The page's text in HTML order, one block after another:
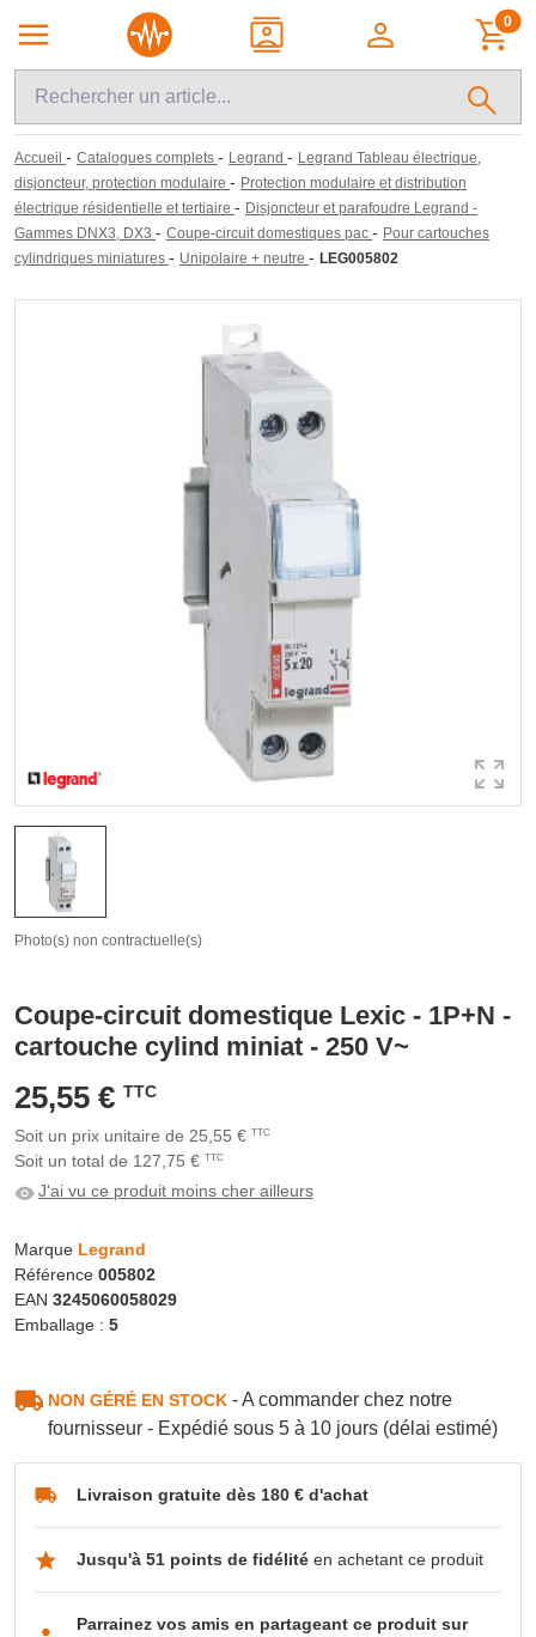
0
Accueil - Catalogues complets - Legrand - Legrand Tableau électrique,
disjoncteur, protection modulaire - Protection modulaire et distribution
électrique résidentielle et tertiaire - Disjoncteur et parafoudre Legrand -
Gammes DNX3, DX3 - Coupe-circuit domestiques pac - Pour cartouches
cylindriques miniatures - Unipolaire + neutre - LEG005802
Photo(s) non contractuelle(s)
Coupe-circuit domestique Lexic - 1P+N -
cartouche cylind miniat - 250 V~
25,55 € TTC
Soit un prix unitaire de 25,55 € TTC
Soit un total de 127,75 € TTC
J'ai vu ce produit moins cher ailleurs
Marque Legrand
Référence 005802
EAN 3245060058029
Emballage : 5
NON GÉRÉ EN STOCK- A commander chez notre
fournisseur - Expédié sous 5 à 10 jours (délai estimé)
Livraison gratuite dès 180 € d'achat
Jusqu'à 51 points de fidélitéen achetant ce produit
Parrainez vos amis en partageant ce produit sur